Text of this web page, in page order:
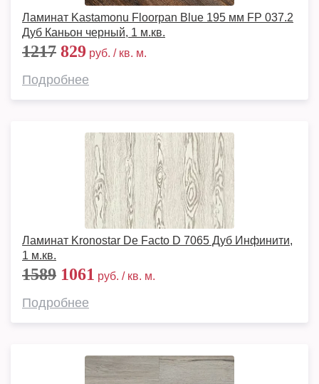
Ламинат Kastamonu Floorpan Blue 195 мм FP 037.2
Дуб Каньон черный, 1 м.кв.
1217 829 руб. / кв. м.
Подробнее
Ламинат Kronostar De Facto D 7065 Дуб Инфинити,
1 м.кв.
1589 1061 руб. / кв. м.
Подробнее